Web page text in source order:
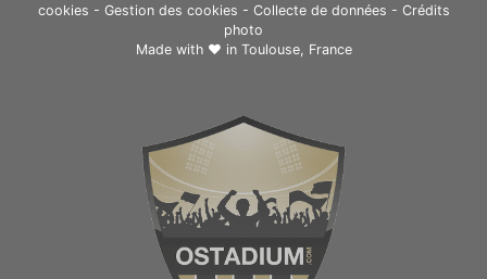
cookies - Gestion des cookies - Collecte de données - Crédits
photo
Made with ❤ in Toulouse, France